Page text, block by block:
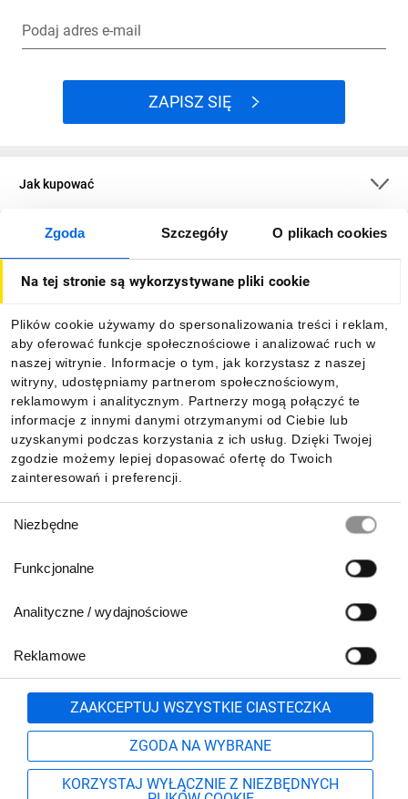
Zgoda Szczegóły O plikach cookies
Na tej stronie są wykorzystywane pliki cookie
Plików cookie używamy do spersonalizowania treści i reklam,
aby oferować funkcje społecznościowe i analizować ruch w
naszej witrynie. Informacje o tym, jak korzystasz z naszej
witryny, udostępniamy partnerom społecznościowym,
reklamowym i analitycznym. Partnerzy mogą połączyć te
informacje z innymi danymi otrzymanymi od Ciebie lub
uzyskanymi podczas korzystania z ich usług. Dzięki Twojej
zgodzie możemy lepiej dopasować ofertę do Twoich
zainteresowań i preferencji.
zgody
Niezbędne
Funkcjonalne
Analityczne / wydajnościowe
Reklamowe
ZAAKCEPTUJ WSZYSTKIE CIASTECZKA
ZGODA NA WYBRANE
KORZYSTAJ WYŁĄCZNIE Z NIEZBĘDNYCH
Podaj adres e-mail
ZAPISZ SIĘ
Jak kupować
O firmie
Informacje
Pobierz naszą aplikację mobilną:
801 500 700 lub
71 37 61 600
Formularz kontaktowy